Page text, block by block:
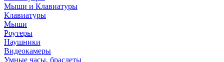
Мыши и Клавиатуры
Клавиатуры
Мыши
Роутеры
Наушники
Видеокамеры
Умные часы, браслеты